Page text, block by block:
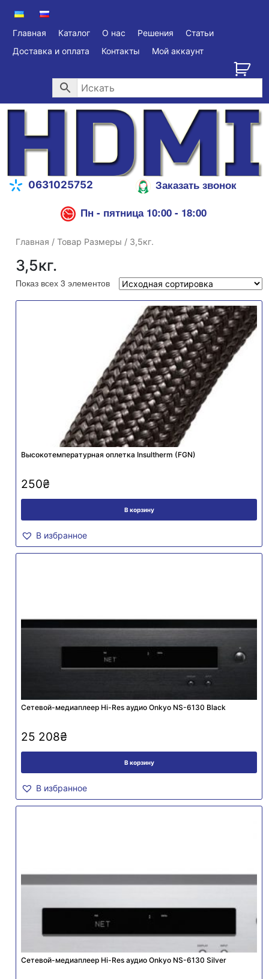
Главная Каталог О нас Решения
Статьи
Доставка и оплата
Контакты Мой аккаунт
0631025752
Заказать звонок
Пн - пятница 10:00 - 18:00
Главная / Товар Размеры / 3,5кг.
3,5кг.
Показ всех 3 элементов
Высокотемпературная оплетка Insultherm (FGN)
250₴
В корзину
В избранное
Сетевой-медиаплеер Hi-Res аудио Onkyo NS-6130 Black
25 208₴
В корзину
В избранное
Сетевой-медиаплеер Hi-Res аудио Onkyo NS-6130 Silver